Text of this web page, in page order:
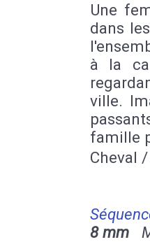
Une
dans
à la
ville.
famille
Cheval
8 mm